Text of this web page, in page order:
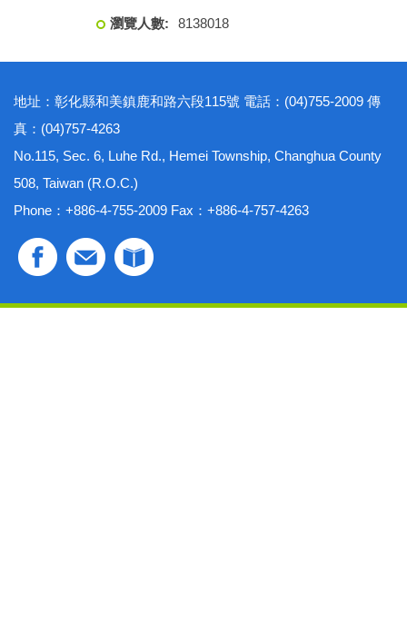
8138018
地址：彰化縣和美鎮鹿和路六段115號 電話：(04)755-2009 傳
真：(04)757-4263
No.115, Sec. 6, Luhe Rd., Hemei Township, Changhua County
508, Taiwan (R.O.C.)
Phone：+886-4-755-2009 Fax：+886-4-757-4263